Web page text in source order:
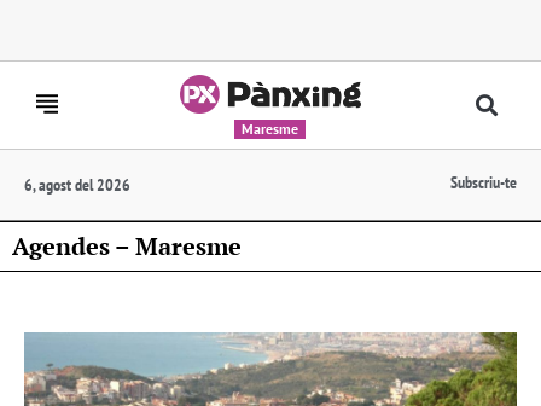
Maresme
6, agost del 2026 Subscriu-te
Agendes – Maresme